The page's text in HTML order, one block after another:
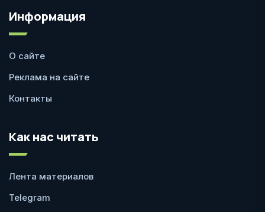
Информация
О сайте
Реклама на сайте
Контакты
Как нас читать
Лента материалов
Telegram